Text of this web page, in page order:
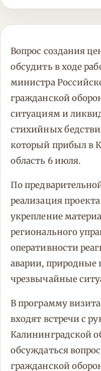
Вопрос создания
обсудить в ходе
министра
гражданской
ситуациям и
стихийных
который прибыл в
область 6 июля.
По
реализация
укрепление
регионального
оперативности
аварии, природные
чрезвычайные
В программу
входят встречи с
Калининградской
обсуждаться
гражданской